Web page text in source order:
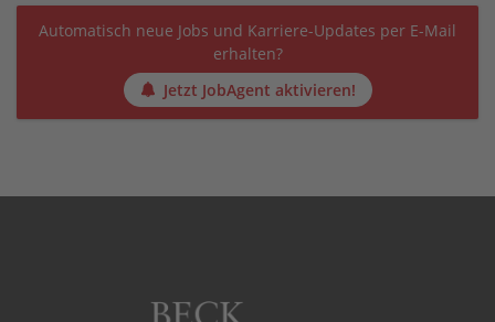
Automatisch neue Jobs und Karriere-Updates per E-Mail
erhalten?
Jetzt JobAgent aktivieren!